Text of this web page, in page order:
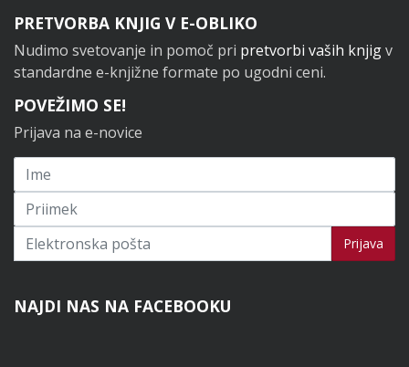
PRETVORBA KNJIG V E-OBLIKO
Nudimo svetovanje in pomoč pri pretvorbi vaših knjigv
standardne e-knjižne formate po ugodni ceni.
POVEŽIMO SE!
Prijava na e-novice
Prijavi se na novice Prijava
NAJDI NAS NA FACEBOOKU